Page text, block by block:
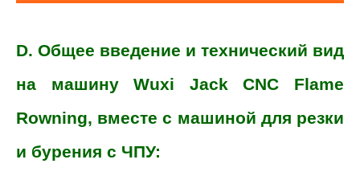
D. Общее введение и технический вид
на машину Wuxi Jack CNC Flame
Rowning, вместе с машиной для резки
и бурения с ЧПУ: